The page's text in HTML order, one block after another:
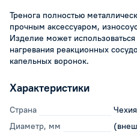
Тренога полностью
прочным аксессуаром,
Изделие может
нагревания реакционных
капельных воронок.
Характеристики
Страна
Чехия
Диаметр, мм